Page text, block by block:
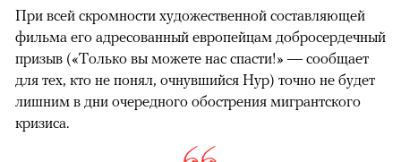
При всей скромности художественной составляющей
фильма его адресованный европейцам добросердечный
призыв («Только вы можете нас спасти!» — сообщает
для тех, кто не понял, очнувшийся Нур) точно не будет
лишним в дни очередного обострения мигрантского
кризиса.